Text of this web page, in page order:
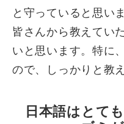
と守っていると思い
皆さんから教えてい
いと思います。特に
ので、しっかりと教
日本語はとて